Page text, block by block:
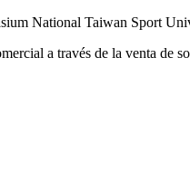
National Taiwan Sport
a través de la venta de